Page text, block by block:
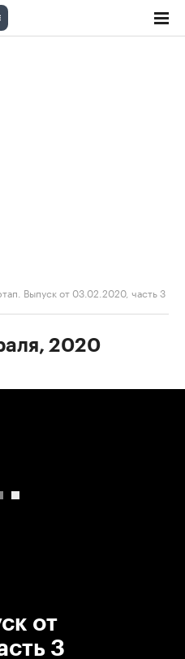
Выпуск от 03.02.2020, часть 3
2020
от
3